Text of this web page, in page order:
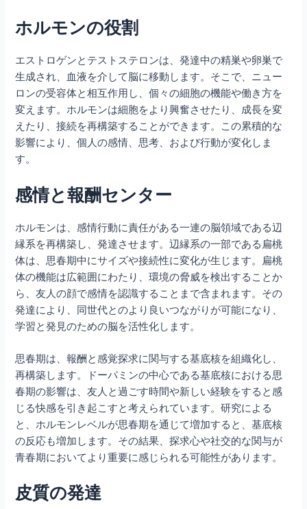
ホルモンの役割
エストロゲンとテストステロンは、発達中の精巣や卵巣で
生成され、血液を介して脳に移動します。そこで、ニュー
ロンの受容体と相互作用し、個々の細胞の機能や働き方を
変えます。ホルモンは細胞をより興奮させたり、成長を変
えたり、接続を再構築することができます。この累積的な
影響により、個人の感情、思考、および行動が変化しま
す。
感情と報酬センター
ホルモンは、感情行動に責任がある一連の脳領域である辺
縁系を再構築し、発達させます。辺縁系の一部である扁桃
体は、思春期中にサイズや接続性に変化が生じます。扁桃
体の機能は広範囲にわたり、環境の脅威を検出することか
ら、友人の顔で感情を認識することまで含まれます。その
発達により、同世代とのより良いつながりが可能になり、
学習と発見のための脳を活性化します。
思春期は、報酬と感覚探求に関与する基底核を組織化し、
再構築します。ドーパミンの中心である基底核における思
春期の影響は、友人と過ごす時間や新しい経験をすると感
じる快感を引き起こすと考えられています。研究による
と、ホルモンレベルが思春期を通じて増加すると、基底核
の反応も増加します。その結果、探求心や社交的な関与が
青春期においてより重要に感じられる可能性があります。
皮質の発達